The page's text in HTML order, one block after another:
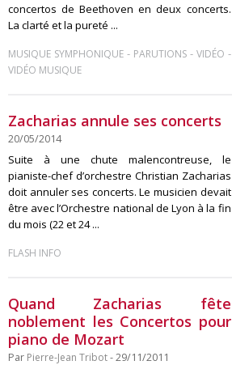
concertos de Beethoven en deux concerts.
La clarté et la pureté ...
MUSIQUE SYMPHONIQUE- PARUTIONS- VIDÉO -
VIDÉO MUSIQUE
Zacharias annule ses concerts
20/05/2014
Suite à une chute malencontreuse, le
pianiste-chef d’orchestre Christian Zacharias
doit annuler ses concerts. Le musicien devait
être avec l’Orchestre national de Lyon à la fin
du mois (22 et 24 ...
FLASH INFO
Quand Zacharias fête
noblement les Concertos pour
piano de Mozart
Par Pierre-Jean Tribot- 29/11/2011